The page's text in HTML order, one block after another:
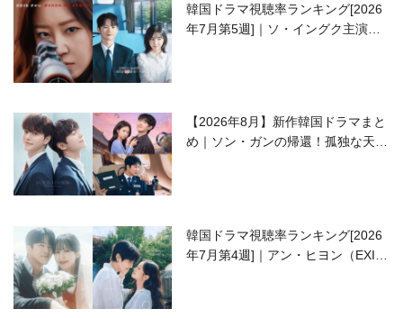
韓国ドラマ視聴率ランキング[2026
年7月第5週]｜ソ・イングク主演の
【2026年8月】新作韓国ドラマまと
め｜ソン・ガンの帰還！孤独な天才
韓国ドラマ視聴率ランキング[2026
年7月第4週]｜アン・ヒヨン（EXID